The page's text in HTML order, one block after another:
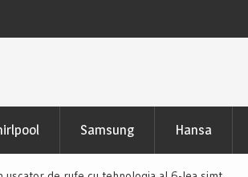
pertinente
Samsung Hansa